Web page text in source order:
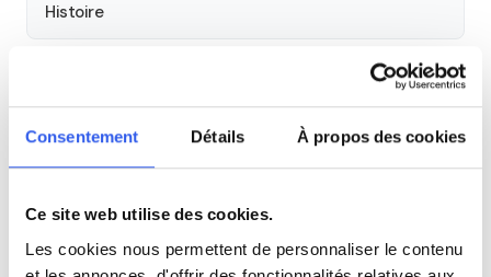
Consentement Détails À propos des cookies
Ce site web utilise des cookies.
Les cookies nous permettent de personnaliser le contenu
Histoire
Espagnol
Allemand